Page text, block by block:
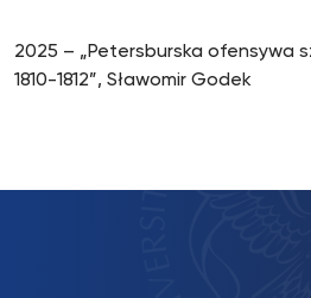
2025 – „Petersburska ofensywa
1810-1812”, Sławomir Godek